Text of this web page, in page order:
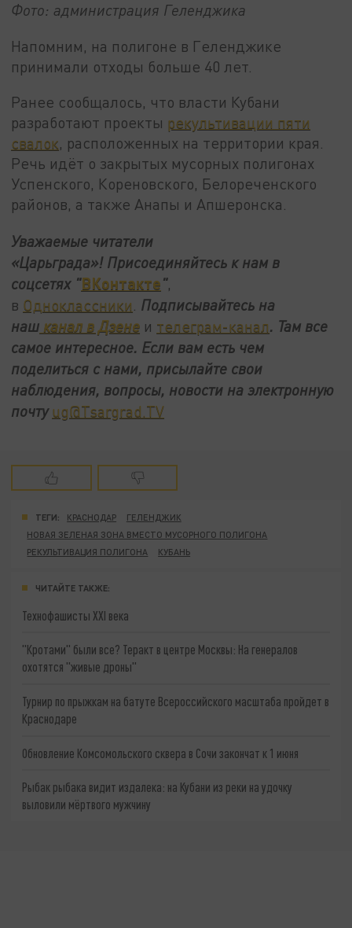
Фото: администрация Геленджика
Напомним, на полигоне в Геленджике
принимали отходы больше 40 лет.
Ранее сообщалось, что власти Кубани
разработают проекты рекультивации пяти
свалок, расположенных на территории края.
Речь идёт о закрытых мусорных полигонах
Успенского, Кореновского, Белореченского
районов, а также Анапы и Апшеронска.
Уважаемые читатели
«Царьграда»! Присоединяйтесь к нам в
соцсетях "ВКонтакте",
в Одноклассники Подписывайтесь на
наш канал в Дзене и телеграм-канал. Там все
самое интересное. Если вам есть чем
поделиться с нами, присылайте свои
наблюдения, вопросы, новости на электронную
почтуug@Tsargrad.TV
ТЕГИ: КРАСНОДАР
ГЕЛЕНДЖИК
НОВАЯ ЗЕЛЕНАЯ ЗОНА ВМЕСТО МУСОРНОГО ПОЛИГОНА
РЕКУЛЬТИВАЦИЯ ПОЛИГОНА
КУБАНЬ
ЧИТАЙТЕ ТАКЖЕ:
Технофашисты XXI века
"Кротами" были все? Теракт в центре Москвы: На генералов
охотятся "живые дроны"
Турнир по прыжкам на батуте Всероссийского масштаба пройдет в
Краснодаре
Обновление Комсомольского сквера в Сочи закончат к 1 июня
Рыбак рыбака видит издалека: на Кубани из реки на удочку
выловили мёртвого мужчину